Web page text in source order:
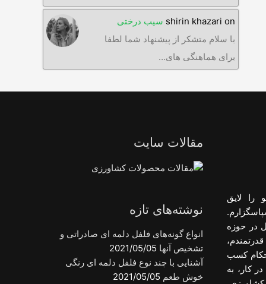
shirin khazari on
سیب درختی
با سلام متشکر از پیشنهاد شما لطفا
برای هماهنگی های…
را لایق
در حوزه
کسب
کار، به
مقالات سایت
نوشته‌های تازه
انواع گونه‌های فلفل دلمه ای صادراتی و
تشخیص آنها 2021/05/05
آشنایی با چند نوع فلفل دلمه ای رنگی
خوش طعم 2021/05/05